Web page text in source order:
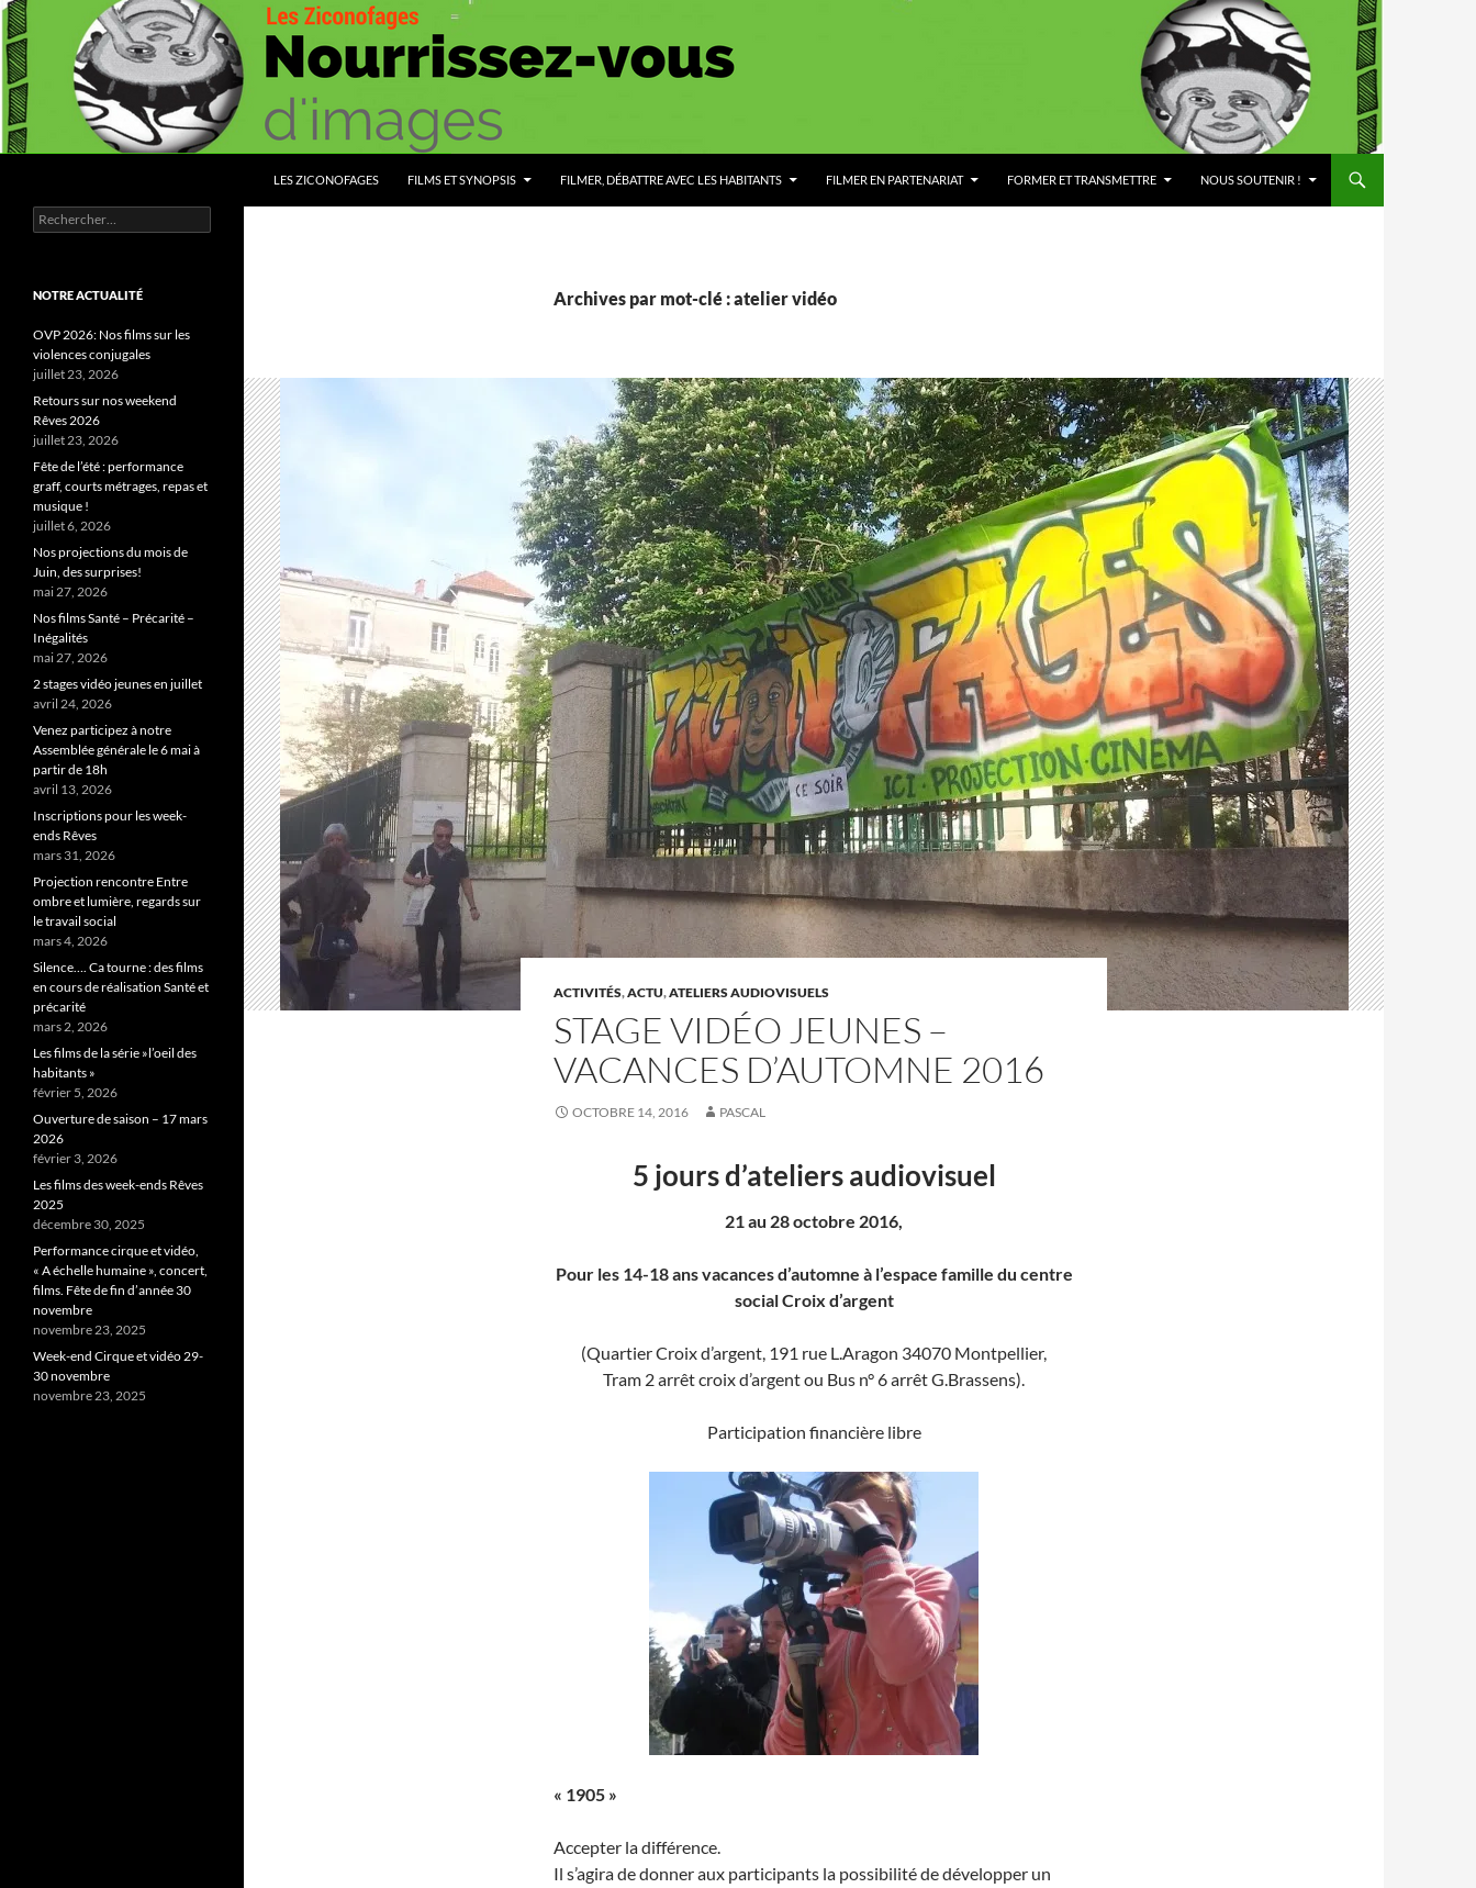
Aller
au
contenu
LES ZICONOFAGES FILMS ET SYNOPSIS FILMER, DÉBATTRE AVEC LES HABITANTS FILMER EN PARTENARIAT FORMER ET TRANSMETTRE NOUS SOUTENIR !
Archives par mot-clé : atelier vidéo
ACTIVITÉS,ACTU,ATELIERS AUDIOVISUELS
STAGE VIDÉO JEUNES –
VACANCES D’AUTOMNE 2016
OCTOBRE 14, 2016 PASCAL
5 jours d’ateliers audiovisuel
21 au 28 octobre 2016,
Pour les 14-18 ans vacances d’automne à l’espace famille du centre
social Croix d’argent
(Quartier Croix d’argent, 191 rue L.Aragon 34070 Montpellier,
Tram 2 arrêt croix d’argent ou Bus n° 6 arrêt G.Brassens).
Participation financière libre
« 1905 »
Accepter la différence.
Il s’agira de donner aux participants la possibilité de développer un
Nourrissez vous d'images
Rechercher :
NOTRE ACTUALITÉ
OVP 2026: Nos films sur les
violences conjugales
juillet 23, 2026
Retours sur nos weekend
Rêves 2026
juillet 23, 2026
Fête de l’été : performance
graff, courts métrages, repas et
musique !
juillet 6, 2026
Nos projections du mois de
Juin, des surprises!
mai 27, 2026
Nos films Santé – Précarité –
Inégalités
mai 27, 2026
2 stages vidéo jeunes en juillet
avril 24, 2026
Venez participez à notre
Assemblée générale le 6 mai à
partir de 18h
avril 13, 2026
Inscriptions pour les week-
ends Rêves
mars 31, 2026
Projection rencontre Entre
ombre et lumière, regards sur
le travail social
mars 4, 2026
Silence…. Ca tourne : des films
en cours de réalisation Santé et
précarité
mars 2, 2026
Les films de la série »l’oeil des
habitants »
février 5, 2026
Ouverture de saison – 17 mars
2026
février 3, 2026
Les films des week-ends Rêves
2025
décembre 30, 2025
Performance cirque et vidéo,
« A échelle humaine », concert,
films. Fête de fin d’année 30
novembre
novembre 23, 2025
Week-end Cirque et vidéo 29-
30 novembre
novembre 23, 2025